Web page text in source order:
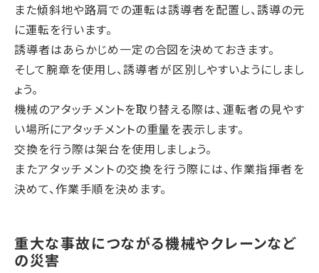
また傾斜地や路肩での運転は誘導者を配置し、誘導の元
に運転を行います。
誘導者はあらかじめ一定の合図を決めておきます。
そして腕章を使用し、誘導者が区別しやすいようにしまし
ょう。
機械のアタッチメントを取り替える際は、運転者の見やす
い場所にアタッチメントの重量を表示します。
交換を行う際は架台を使用しましょう。
またアタッチメントの交換を行う際には、作業指揮者を
決めて、作業手順を決めます。
重大な事故につながる機械やクレーンなど
の災害